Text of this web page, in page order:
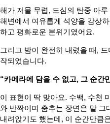
해가 저물 무렵, 도심의 탄중 아
해변에서 여유롭게 석양을 감상
하고 평화로운 분위기였어요.
그리고 밤이 완전히 내렸을 때,
작되었습니다.
“카메라에 담을 수 없고, 그 순간
이 표현이 딱 맞아요. 수백, 수천
와 반짝이며 춤추는 장면은 말 그
내려앉기도 했는데, 이 순간만큼